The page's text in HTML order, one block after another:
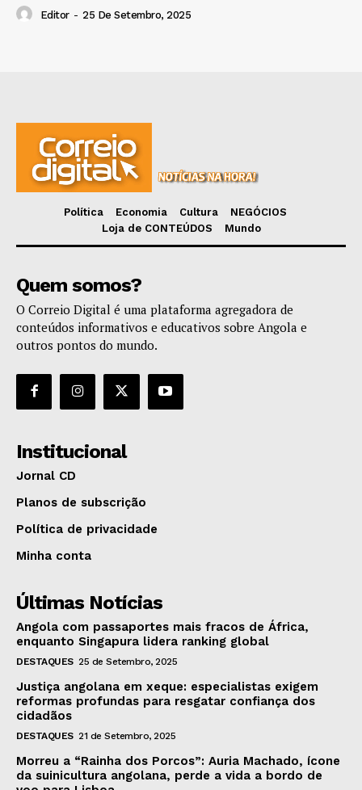
Editor - 25 De Setembro, 2025
Política Economia Cultura
NEGÓCIOS
Loja de CONTEÚDOS
Mundo
Quem somos?
O Correio Digital é uma plataforma agregadora de
conteúdos informativos e educativos sobre Angola e
outros pontos do mundo.
Institucional
Jornal CD
Planos de subscrição
Política de privacidade
Minha conta
Últimas Notícias
Angola com passaportes mais fracos de África,
enquanto Singapura lidera ranking global
DESTAQUES 25 de Setembro, 2025
Justiça angolana em xeque: especialistas exigem
reformas profundas para resgatar confiança dos
cidadãos
DESTAQUES 21 de Setembro, 2025
Morreu a “Rainha dos Porcos”: Auria Machado, ícone
da suinicultura angolana, perde a vida a bordo de